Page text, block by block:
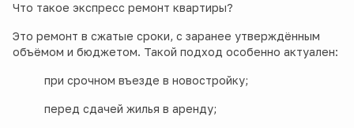
Что такое экспресс ремонт квартиры?
Это ремонт в сжатые сроки, с заранее утверждённым
объёмом и бюджетом. Такой подход особенно актуален:
при срочном въезде в новостройку;
перед сдачей жилья в аренду;